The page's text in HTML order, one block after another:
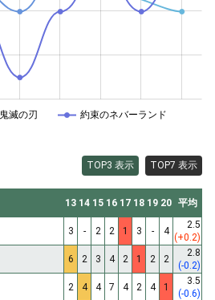
鬼滅の刃 約束のネバーランド
TOP3 表示 TOP7 表示
13 14 15 16 17 18 19 20 平均
3 - 2 2 1 3 - 4
2.5
(+0.2)
6 2 3 4 2 1 2 2
2.8
(-0.2)
2 4 4 7 4 2 4 1
3.5
(-0.6)